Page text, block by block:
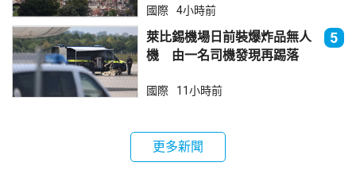
國際 4小時前
萊比錫機場日前裝爆炸品無人
機 由一名司機發現再踢落
5
國際 11小時前
更多新聞